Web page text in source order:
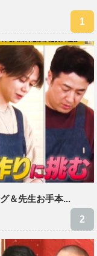
＆先生お手本...